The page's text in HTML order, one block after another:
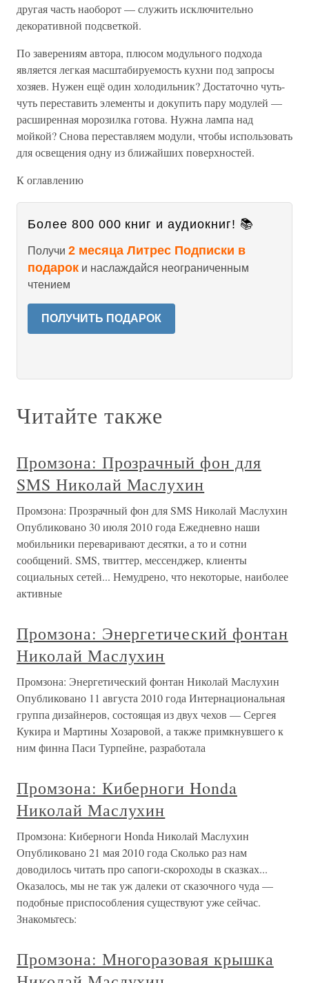
другая часть наоборот — служить исключительно
декоративной подсветкой.
По заверениям автора, плюсом модульного подхода
является легкая масштабируемость кухни под запросы
хозяев. Нужен ещё один холодильник? Достаточно чуть-
чуть переставить элементы и докупить пару модулей —
расширенная морозилка готова. Нужна лампа над
мойкой? Снова переставляем модули, чтобы использовать
для освещения одну из ближайших поверхностей.
К оглавлению
Более 800 000 книг и аудиокниг! 📚
Получи 2 месяца Литрес Подписки в
подарок и наслаждайся неограниченным
чтением
ПОЛУЧИТЬ ПОДАРОК
Читайте также
Промзона: Прозрачный фон для
SMS Николай Маслухин
Промзона: Прозрачный фон для SMS Николай Маслухин
Опубликовано 30 июля 2010 года Ежедневно наши
мобильники переваривают десятки, а то и сотни
сообщений. SMS, твиттер, мессенджер, клиенты
социальных сетей... Немудрено, что некоторые, наиболее
активные
Промзона: Энергетический фонтан
Николай Маслухин
Промзона: Энергетический фонтан Николай Маслухин
Опубликовано 11 августа 2010 года Интернациональная
группа дизайнеров, состоящая из двух чехов — Сергея
Кукира и Мартины Хозаровой, а также примкнувшего к
ним финна Паси Турпейне, разработала
Промзона: Киберноги Honda
Николай Маслухин
Промзона: Киберноги Honda Николай Маслухин
Опубликовано 21 мая 2010 года Сколько раз нам
доводилось читать про сапоги-скороходы в сказках...
Оказалось, мы не так уж далеки от сказочного чуда —
подобные приспособления существуют уже сейчас.
Знакомьтесь:
Промзона: Многоразовая крышка